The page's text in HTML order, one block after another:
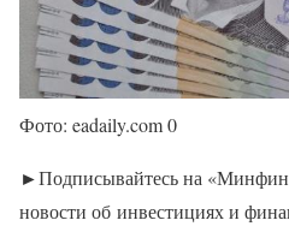
Фото: eadaily.com 0
►Подписывайтесь на
новости об инвестициях и